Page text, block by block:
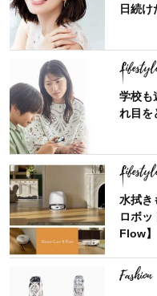
日続
学校も
れ目を
水拭き
ロボ
Flow】
Fashion